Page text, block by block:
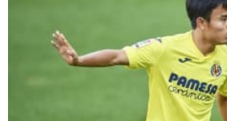
アリ
リリース ショッ
登録・ログイン/マイ